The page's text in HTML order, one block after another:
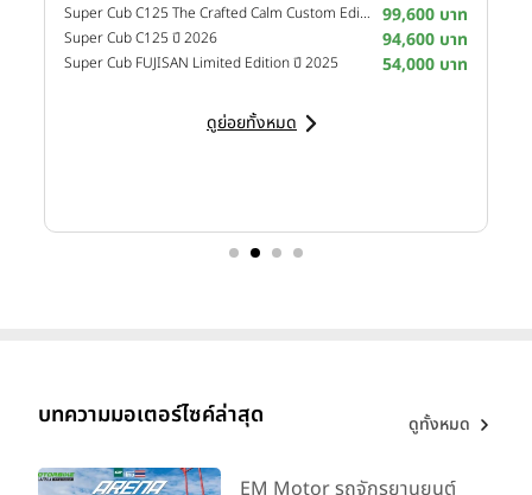
Super Cub C125 The Crafted Calm Custom Edition ปี 2026 99,600 บาท
Super Cub C125 ปี 2026 94,600 บาท
Super Cub FUJISAN Limited Edition ปี 2025 54,000 บาท
ดูย่อยทั้งหมด
บทความมอเตอร์ไซค์ล่าสุด ดูทั้งหมด
EM Motor รถจักรยานยนต์